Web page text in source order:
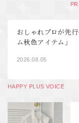
おしゃれプロが先
ム秋色アイテム」
2026.08.05
HAPPY PLUS VOICE